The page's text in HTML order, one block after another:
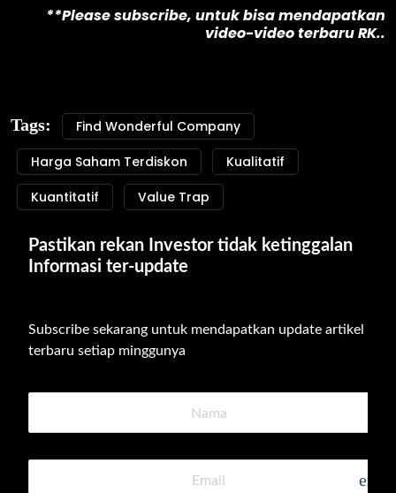
**Please subscribe, untuk bisa mendapatkan
video-video terbaru RK..
Tags:
Find Wonderful Company
Harga Saham Terdiskon
Kualitatif
Kuantitatif
Value Trap
Pastikan rekan Investor tidak ketinggalan
Informasi ter-update
Subscribe sekarang untuk mendapatkan update artikel
terbaru setiap minggunya